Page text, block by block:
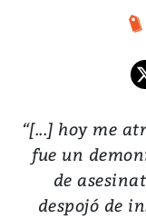
“[...] hoy me
fue un
de
despojó de